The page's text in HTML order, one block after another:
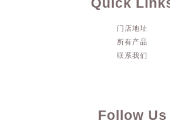
Quick
门店地址
所有产品
联系我们
Follow Us